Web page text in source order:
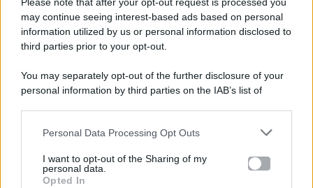
may continue seeing interest-based ads based on personal
information utilized by us or personal information disclosed to
third parties prior to your opt-out.
You may separately opt-out of the further disclosure of your
personal information by third parties on the IAB’s list of
This information may also be disclosed by us to third parties
disclose it to other third parties.
Personal Data Processing Opt Outs
I want to opt-out of the Sharing of my
personal data.
Opted In
Gossip e TV è un sito di MASTE S.r.l.
viale Luigi Majno n. 21 - 20129 Milano (MI)
P.Iva 10909580960
Categorie
Gossip
Televisione